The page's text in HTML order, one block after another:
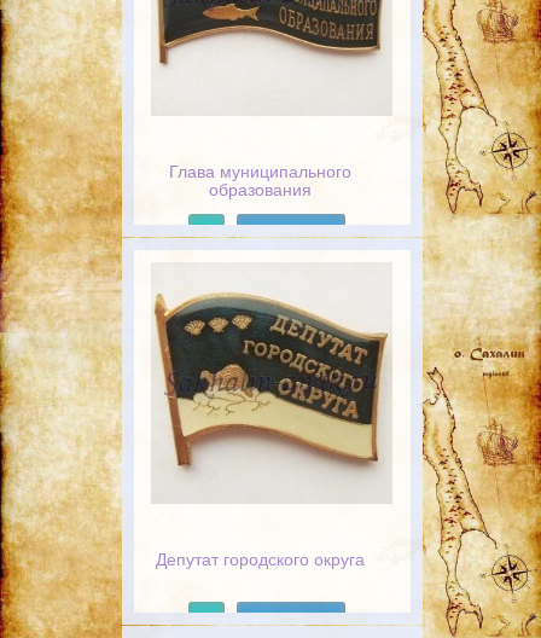
Глава муниципального
образования
Депутат городского округа